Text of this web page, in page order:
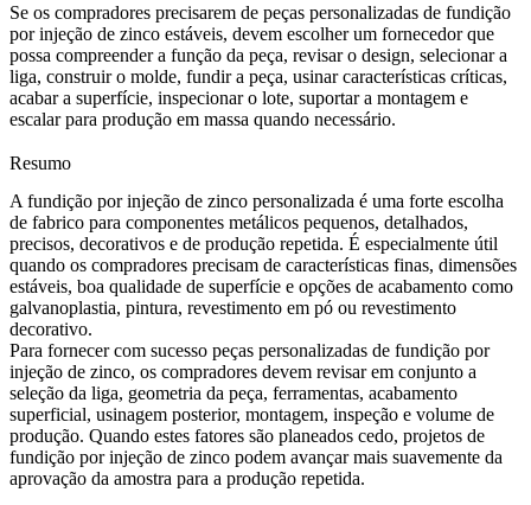
Se os compradores precisarem de peças personalizadas de fundição
por injeção de zinco estáveis, devem escolher um fornecedor que
possa compreender a função da peça, revisar o design, selecionar a
liga, construir o molde, fundir a peça, usinar características críticas,
acabar a superfície, inspecionar o lote, suportar a montagem e
escalar para produção em massa quando necessário.
Resumo
A fundição por injeção de zinco personalizada é uma forte escolha
de fabrico para componentes metálicos pequenos, detalhados,
precisos, decorativos e de produção repetida. É especialmente útil
quando os compradores precisam de características finas, dimensões
estáveis, boa qualidade de superfície e opções de acabamento como
galvanoplastia, pintura, revestimento em pó ou revestimento
decorativo.
Para fornecer com sucesso peças personalizadas de fundição por
injeção de zinco, os compradores devem revisar em conjunto a
seleção da liga, geometria da peça, ferramentas, acabamento
superficial, usinagem posterior, montagem, inspeção e volume de
produção. Quando estes fatores são planeados cedo, projetos de
fundição por injeção de zinco podem avançar mais suavemente da
aprovação da amostra para a produção repetida.